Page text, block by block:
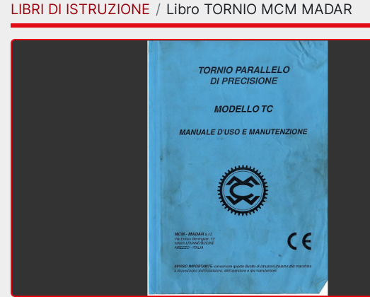
LIBRI DI ISTRUZIONE Libro TORNIO MCM MADAR